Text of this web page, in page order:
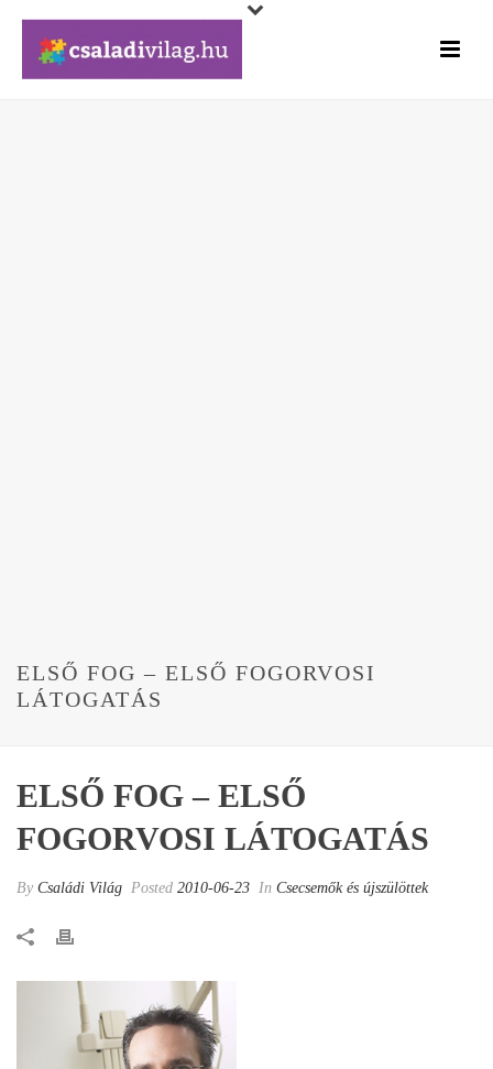
ELSŐ FOG – ELSŐ FOGORVOSI
LÁTOGATÁS
ELSŐ FOG – ELSŐ
FOGORVOSI LÁTOGATÁS
By Családi Világ Posted 2010-06-23 In Csecsemők és újszülöttek